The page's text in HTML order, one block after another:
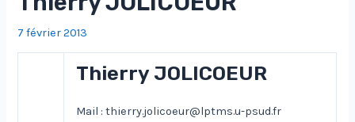
7 février 2013
Thierry JOLICOEUR
Mail : thierry.jolicoeur@lptms.u-psud.fr